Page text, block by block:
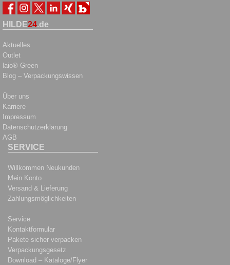
HILDE24.de
Aktuelles
Outlet
laio® Green
Blog – Verpackungswissen
Über uns
Karriere
Impressum
Datenschutzerklärung
AGB
SERVICE
Willkommen Neukunden
Mein Konto
Versand & Lieferung
Zahlungsmöglichkeiten
Service
Kontaktformular
Pakete sicher verpacken
Verpackungsgesetz
Download – Kataloge/Flyer